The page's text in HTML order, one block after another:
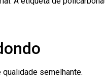
semelhante.